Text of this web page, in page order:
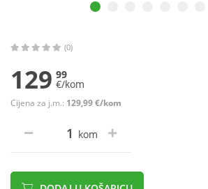
(0)
129 99
€/kom
Cijena za j.m.: 129,99 €/kom
kom